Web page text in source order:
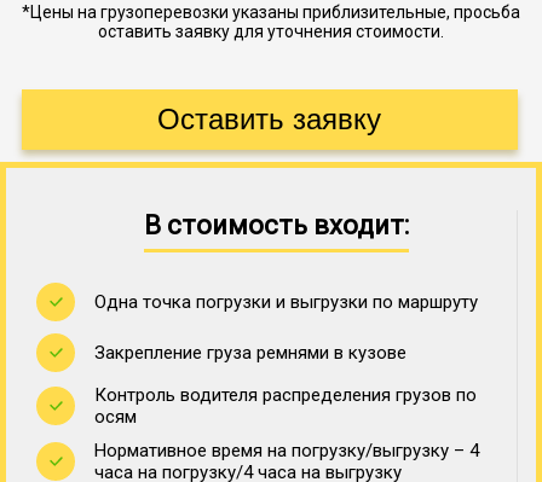
*Цены на грузоперевозки указаны приблизительные, просьба
оставить заявку для уточнения стоимости.
В стоимость входит:
Одна точка погрузки и выгрузки по маршруту
Закрепление груза ремнями в кузове
Контроль водителя распределения грузов по
осям
Нормативное время на погрузку/выгрузку – 4
часа на погрузку/4 часа на выгрузку